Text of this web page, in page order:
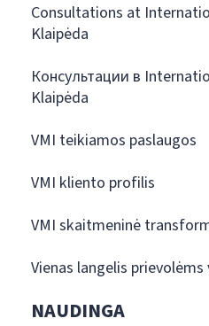
Consultations at
Klaipėda
Консультации в
Klaipėda
VMI teikiamos paslaugos
VMI kliento profilis
VMI skaitmeninė
Vienas langelis
NAUDINGA